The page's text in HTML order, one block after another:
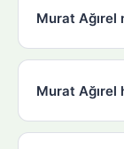
Murat Ağırel
Murat Ağırel